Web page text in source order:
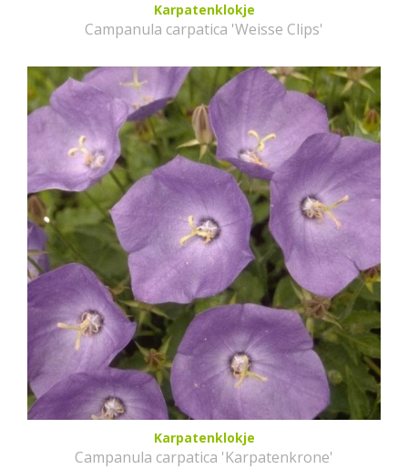
Karpatenklokje
Campanula carpatica 'Weisse Clips'
Karpatenklokje
Campanula carpatica 'Karpatenkrone'